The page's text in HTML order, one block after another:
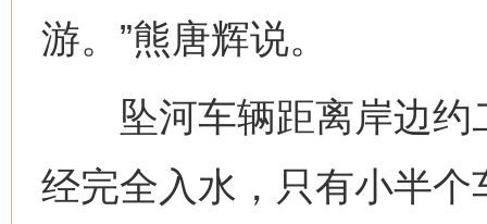
游。”熊唐辉说。
坠河车辆距离岸边约
经完全入水，只有小半